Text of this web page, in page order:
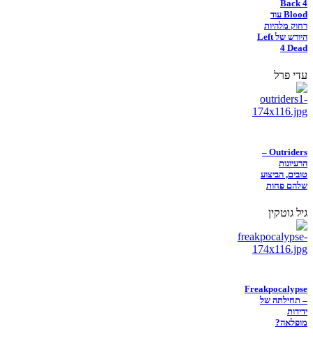
Back 4
Blood עוד
רחוק מלהיות
היורש של Left
4 Dead
עדי פרל
Outriders –
הרעיונות
טובים, הביצוע
שלהם פחות
גיל גוטקין
Freakpocalypse
– תחילתה של
ידידות
מופלאה?